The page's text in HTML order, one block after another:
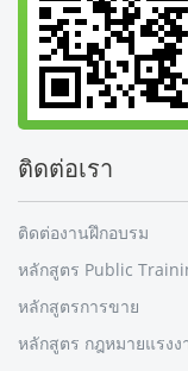
ติดต่อเรา
ติดต่องานฝึกอบรม
หลักสูตร Public
หลักสูตรการขาย
หลักสูตร กฎหมายแรงง